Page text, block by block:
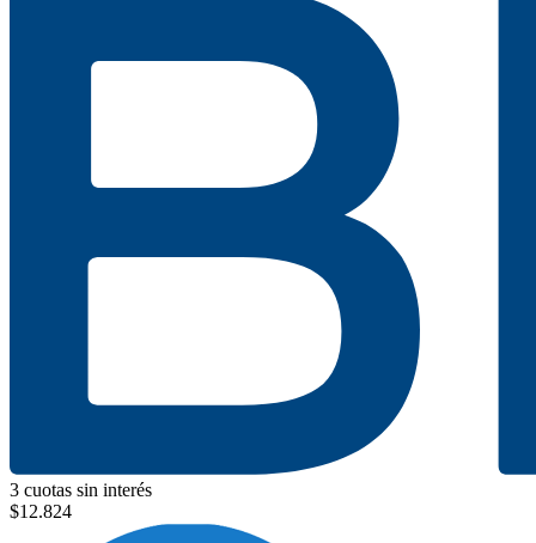
3 cuotas sin interés
$12.824